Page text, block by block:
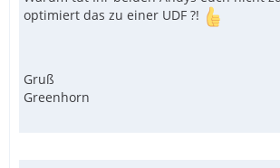
optimiert das zu einer UDF ?!
Gruß
Greenhorn